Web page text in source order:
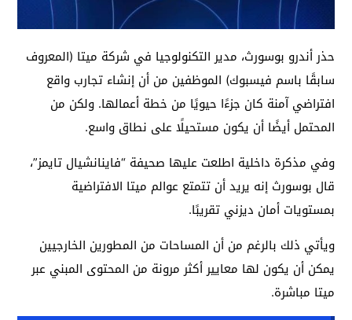
حذر أندرو بوسورث، مدير التكنولوجيا في شركة ميتا (المعروف
سابقًا باسم فيسبوك) الموظفين من أن إنشاء تجارب واقع
افتراضي آمنة كان جزءًا حيويًا من خطة أعمالها. ولكن من
المحتمل أيضًا أن يكون مستحيلًا على نطاق واسع.
وفي مذكرة داخلية اطلعت عليها صحيفة “فاينانشيال تايمز”،
قال بوسورث إنه يريد أن تتمتع عوالم ميتا الافتراضية
بمستويات أمان ديزني تقريبًا.
ويأتي ذلك بالرغم من أن المساحات من المطورين الخارجيين
يمكن أن يكون لها معايير أكثر مرونة من المحتوى المبني عبر
ميتا مباشرة.